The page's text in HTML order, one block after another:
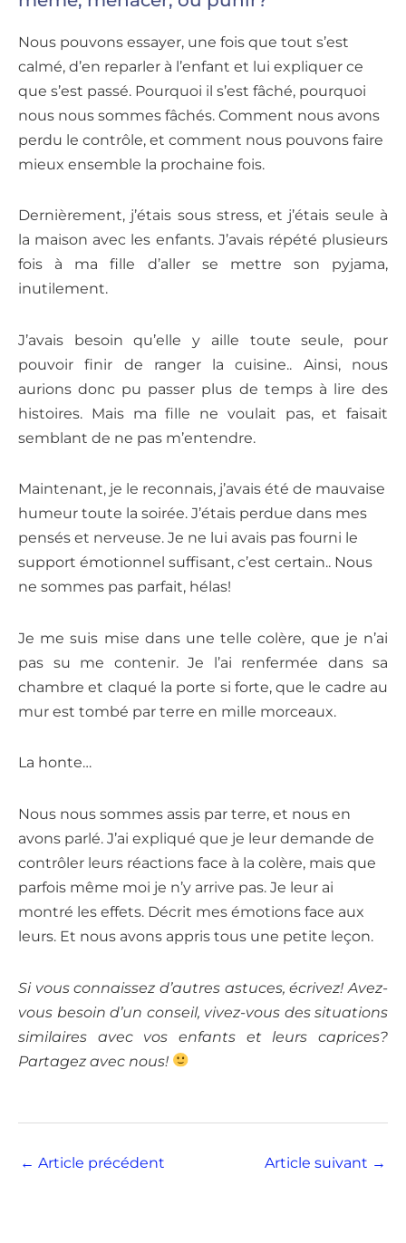
Nous pouvons essayer, une fois que tout s’est
calmé, d’en reparler à l’enfant et lui expliquer ce
que s’est passé. Pourquoi il s’est fâché, pourquoi
nous nous sommes fâchés. Comment nous avons
perdu le contrôle, et comment nous pouvons faire
mieux ensemble la prochaine fois.
Dernièrement, j’étais sous stress, et j’étais seule à
la maison avec les enfants. J’avais répété plusieurs
fois à ma fille d’aller se mettre son pyjama,
inutilement.
J’avais besoin qu’elle y aille toute seule, pour
pouvoir finir de ranger la cuisine.. Ainsi, nous
aurions donc pu passer plus de temps à lire des
histoires. Mais ma fille ne voulait pas, et faisait
semblant de ne pas m’entendre.
Maintenant, je le reconnais, j’avais été de mauvaise
humeur toute la soirée. J’étais perdue dans mes
pensés et nerveuse. Je ne lui avais pas fourni le
support émotionnel suffisant, c’est certain.. Nous
ne sommes pas parfait, hélas!
Je me suis mise dans une telle colère, que je n’ai
pas su me contenir. Je l’ai renfermée dans sa
chambre et claqué la porte si forte, que le cadre au
mur est tombé par terre en mille morceaux.
La honte…
Nous nous sommes assis par terre, et nous en
avons parlé. J’ai expliqué que je leur demande de
contrôler leurs réactions face à la colère, mais que
parfois même moi je n’y arrive pas. Je leur ai
montré les effets. Décrit mes émotions face aux
leurs. Et nous avons appris tous une petite leçon.
Si vous connaissez d’autres astuces, écrivez! Avez-
vous besoin d’un conseil, vivez-vous des situations
similaires avec vos enfants et leurs caprices?
Partagez avec nous!
← Article précédent Article suivant →